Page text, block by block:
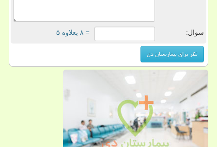
سوال: = ۸ بعلاوه ۵